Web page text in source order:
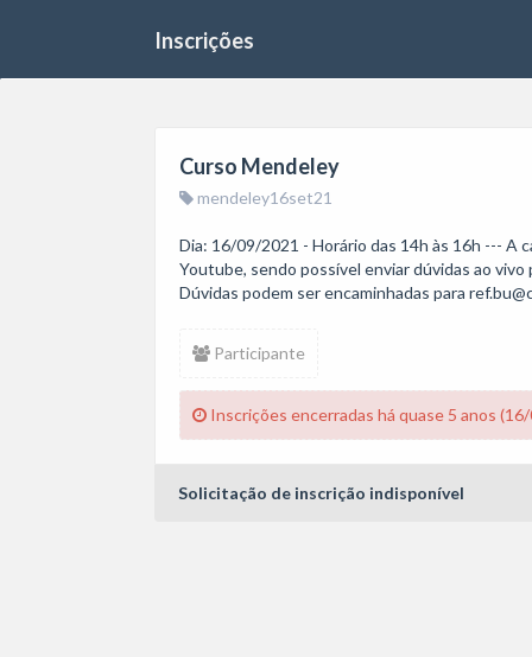
Inscrições
Curso Mendeley
mendeley16set21
Dia: 16/09/2021 - Horário das 14h às 16h --- A
Youtube, sendo possível enviar dúvidas ao
Dúvidas podem ser encaminhadas para
Participante
Inscrições encerradas há quase 5 anos
Solicitação de inscrição indisponível